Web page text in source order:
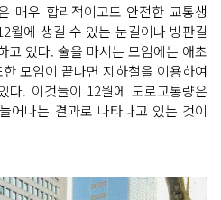
매우 합리적이고도 안전한 교통생
월에 생길 수 있는 눈길이나 빙판길
고 있다. 술을 마시는 모임에는 애초
모임이 끝나면 지하철을 이용하여
다. 이것들이 12월에 도로교통량은
어나는 결과로 나타나고 있는 것이